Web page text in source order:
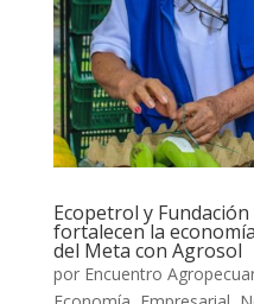
Ecopetrol y
fortalecen la
del Meta con Agrosol
por Encuentro